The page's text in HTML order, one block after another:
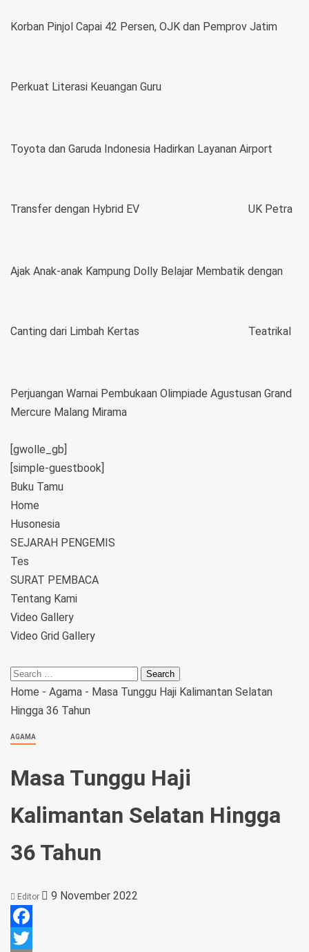
Korban Pinjol Capai 42 Persen, OJK dan Pemprov Jatim
Perkuat Literasi Keuangan Guru
Toyota dan Garuda Indonesia Hadirkan Layanan Airport
Transfer dengan Hybrid EV UK Petra
Ajak Anak-anak Kampung Dolly Belajar Membatik dengan
Canting dari Limbah Kertas Teatrikal
Perjuangan Warnai Pembukaan Olimpiade Agustusan Grand
Mercure Malang Mirama
[gwolle_gb]
[simple-guestbook]
Buku Tamu
Home
Husonesia
SEJARAH PENGEMIS
Tes
SURAT PEMBACA
Tentang Kami
Video Gallery
Video Grid Gallery
Home - Agama - Masa Tunggu Haji Kalimantan Selatan
Hingga 36 Tahun
AGAMA
Masa Tunggu Haji
Kalimantan Selatan Hingga
36 Tahun
Editor 9 November 2022
Facebook